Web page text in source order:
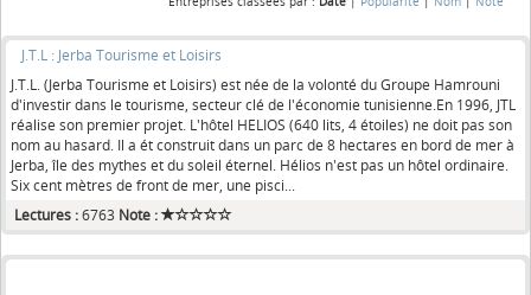
J.T.L : Jerba Tourisme et Loisirs
J.T.L. (Jerba Tourisme et Loisirs) est née de la volonté du Groupe Hamrouni
d'investir dans le tourisme, secteur clé de l'économie tunisienne.En 1996, JTL
réalise son premier projet. L'hôtel HELIOS (640 lits, 4 étoiles) ne doit pas son
nom au hasard. Il a ét construit dans un parc de 8 hectares en bord de mer à
Jerba, île des mythes et du soleil éternel. Hélios n'est pas un hôtel ordinaire.
Six cent mètres de front de mer, une pisci...
Lectures :6763 Note :